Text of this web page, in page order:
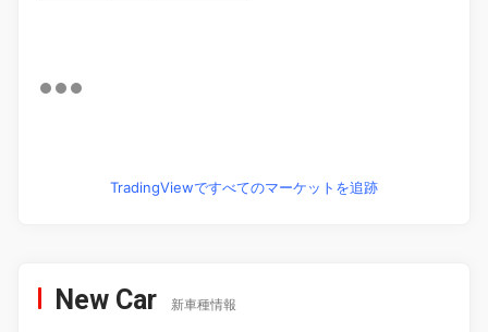
TradingViewですべてのマーケットを追跡
New Car 新車種情報